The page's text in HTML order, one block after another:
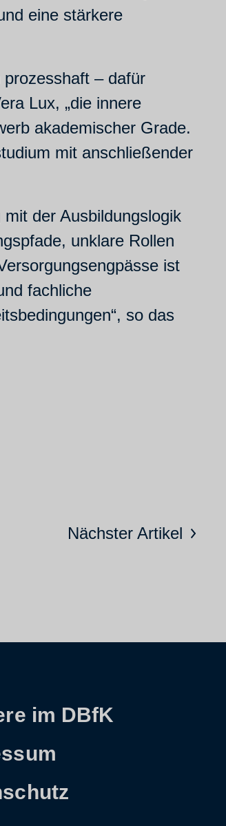
eine stärkere
– dafür
Lux, „die innere
akademischer Grade.
mit anschließender
der Ausbildungslogik
unklare Rollen
ist
fachliche
so das
Nächster Artikel
im DBfK